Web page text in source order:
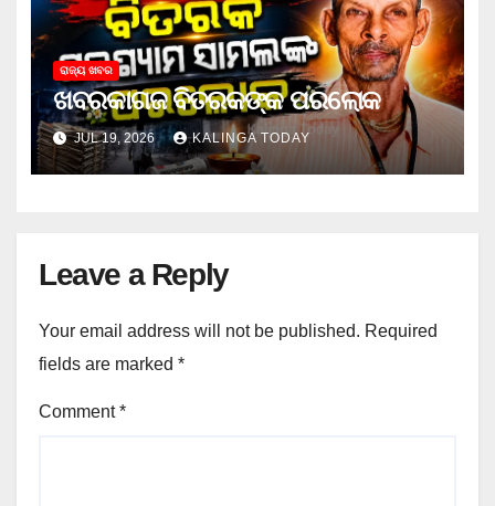
ରାଜ୍ୟ ଖବର
ଖବରକାଗଜ ବିତରକଙ୍କ ପରଲୋକ
JUL 19, 2026 KALINGA TODAY
Leave a Reply
Your email address will not be published. Required
fields are marked *
Comment*